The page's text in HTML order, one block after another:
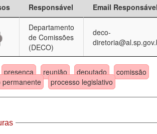
Responsável
Email
Departamento
de Comissões
(DECO)
deco-
presença reunião deputado
comissão
permanente
processo legislativo